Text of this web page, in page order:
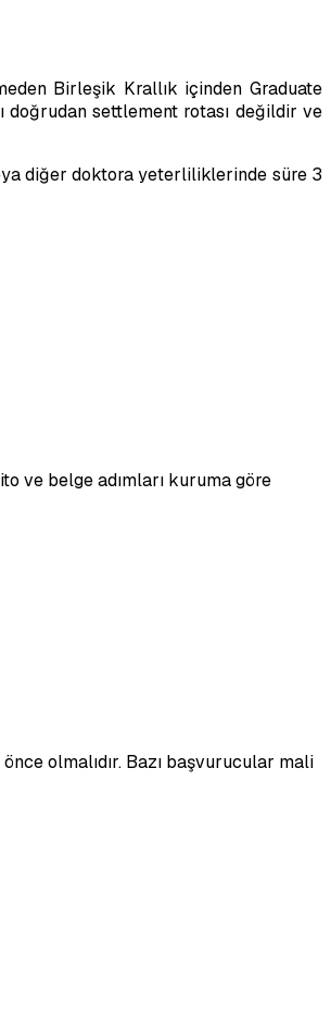
Birleşik Krallık içinden Graduate
doğrudan settlement rotası değildir ve
diğer doktora yeterliliklerinde süre 3
ve belge adımları kuruma göre
olmalıdır. Bazı başvurucular mali